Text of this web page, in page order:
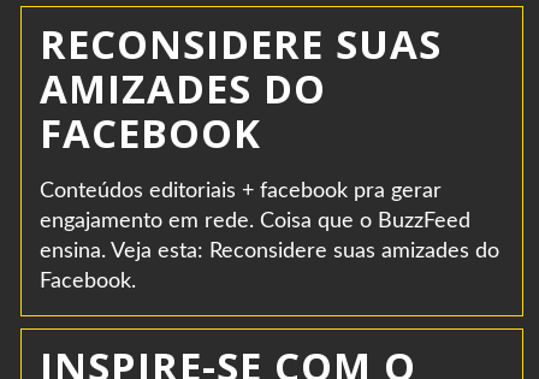
RECONSIDERE SUAS
AMIZADES DO
FACEBOOK
Conteúdos editoriais + facebook pra gerar
engajamento em rede. Coisa que o BuzzFeed
ensina. Veja esta: Reconsidere suas amizades do
Facebook.
INSPIRE-SE COM O